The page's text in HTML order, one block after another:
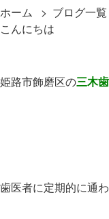
ホーム > ブログ一覧
こんにちは
姫路市飾磨区の三木
歯医者に定期的に通